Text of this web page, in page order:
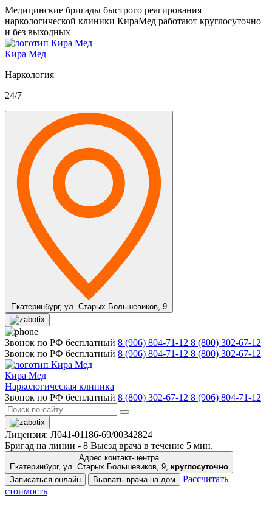
Медицинские бригады быстрого реагирования
наркологической клиники КираМед работают круглосуточно
и без выходных
Кира Мед
Наркология
24/7
Екатеринбург, ул. Старых Большевиков, 9
Звонок по РФ бесплатный 8 (906) 804-71-12 8 (800) 302-67-12
Звонок по РФ бесплатный 8 (906) 804-71-12 8 (800) 302-67-12
Кира Мед
Наркологическая клиника
Звонок по РФ бесплатный 8 (800) 302-67-12 8 (906) 804-71-12
Лицензия: Л041-01186-69/00342824
Бригад на линии - 8 Выезд врача в течение 5 мин.
Адрес контакт-центра
Екатеринбург, ул. Старых Большевиков, 9, круглосуточно
Записаться онлайн
Вызвать врача на дом
Рассчитать
стоимость